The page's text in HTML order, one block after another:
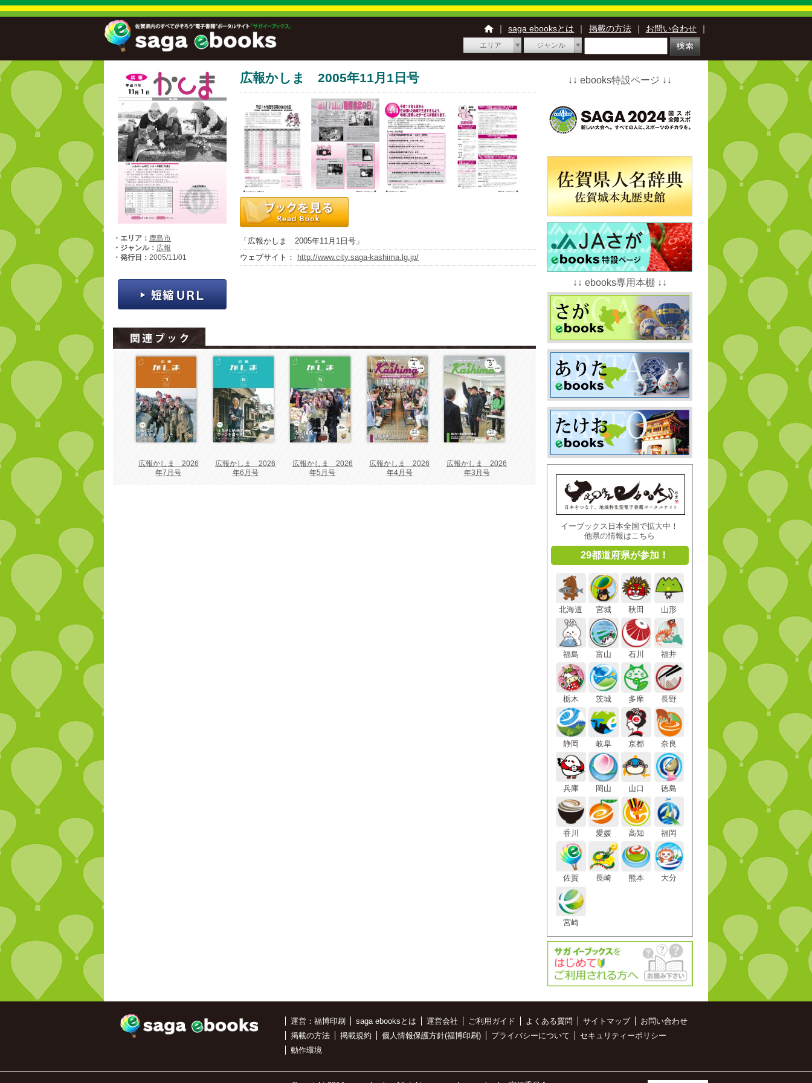
｜ saga ebooksとは ｜ 掲載の方法 ｜ お問い合わせ ｜
エリア ジャンル
・エリア： 鹿島市
・ジャンル： 広報
・発行日： 2005/11/01
広報かしま 2005年11月1日号
「広報かしま 2005年11月1日号」
ウェブサイト：
http://www.city.saga-kashima.lg.jp/
広報かしま 2026
年7月号
広報かしま 2026
年6月号
広報かしま 2026
年5月号
広報かしま 2026
年4月号
広報かしま 2026
年3月号
↓↓ ebooks特設ページ ↓↓
↓↓ ebooks専用本棚 ↓↓
イーブックス日本全国で拡大中！
他県の情報はこちら
29都道府県が参加！
北海道 宮城 秋田 山形
福島 富山 石川 福井
栃木 茨城 多摩 長野
静岡 岐阜 京都 奈良
兵庫 岡山 山口 徳島
香川 愛媛 高知 福岡
佐賀 長崎 熊本 大分
宮崎
運営：福博印刷 saga ebooksとは 運営会社 ご利用ガイド よくある質問 サイトマップ
お問い合わせ
掲載の方法
掲載規約 個人情報保護方針(福博印刷) プライバシーについて
セキュリティーポリシー
動作環境